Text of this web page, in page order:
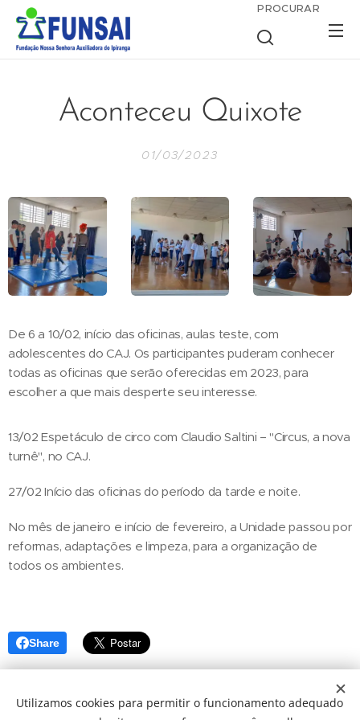
PROCURAR
Aconteceu Quixote
01/03/2023
De 6 a 10/02, início das oficinas, aulas teste, com
adolescentes do CAJ. Os participantes puderam conhecer
todas as oficinas que serão oferecidas em 2023, para
escolher a que mais desperte seu interesse.
13/02 Espetáculo de circo com Claudio Saltini – "Circus, a nova
turnê", no CAJ.
27/02 Início das oficinas do período da tarde e noite.
No mês de janeiro e início de fevereiro, a Unidade passou por
reformas, adaptações e limpeza, para a organização de
todos os ambientes.
Share
Utilizamos cookies para permitir o funcionamento adequado